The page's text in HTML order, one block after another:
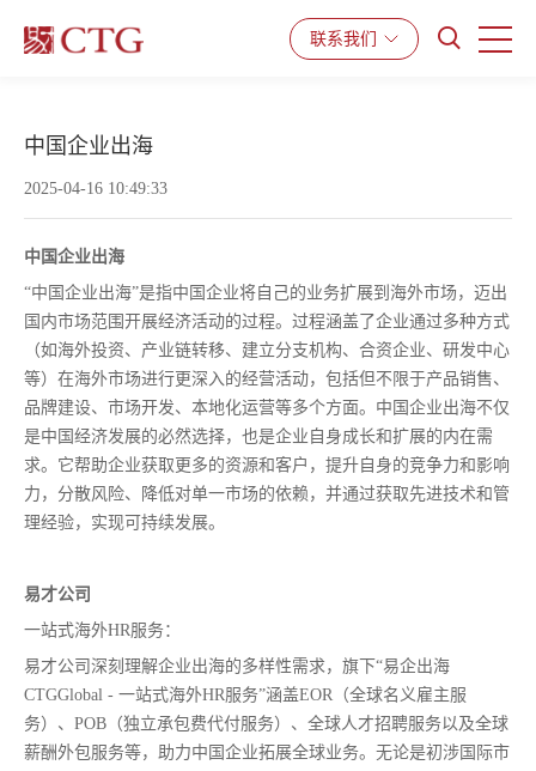
解决方案 资源中心
联系我们
中国企业出海
2025-04-16 10:49:33
中国企业出海
“中国企业出海”是指中国企业将自己的业务扩展到海外市场，迈出
国内市场范围开展经济活动的过程。过程涵盖了企业通过多种方式
（如海外投资、产业链转移、建立分支机构、合资企业、研发中心
等）在海外市场进行更深入的经营活动，包括但不限于产品销售、
品牌建设、市场开发、本地化运营等多个方面。中国企业出海不仅
是中国经济发展的必然选择，也是企业自身成长和扩展的内在需
求。它帮助企业获取更多的资源和客户，提升自身的竞争力和影响
力，分散风险、降低对单一市场的依赖，并通过获取先进技术和管
理经验，实现可持续发展。
易才公司
一站式海外HR服务：
易才公司深刻理解企业出海的多样性需求，旗下“易企出海
CTGGlobal - 一站式海外HR服务”涵盖EOR（全球名义雇主服
务）、POB（独立承包费代付服务）、全球人才招聘服务以及全球
薪酬外包服务等，助力中国企业拓展全球业务。无论是初涉国际市